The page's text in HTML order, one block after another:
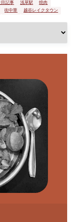
目記事 浅草駅
焼肉
街中華
越谷レイクタウン